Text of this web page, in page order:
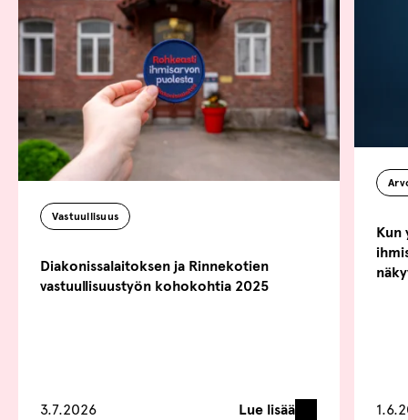
Vastuullisuus
Diakonissalaitoksen ja Rinnekotien
vastuullisuustyön kohokohtia 2025
3.7.2026 Lue lisää
Kun